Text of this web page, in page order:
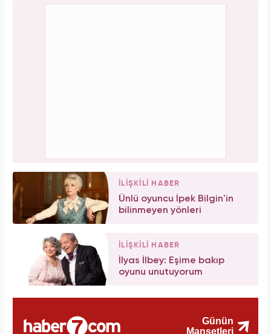
İLİŞKİLİ HABER
Ünlü oyuncu İpek Bilgin'in
bilinmeyen yönleri
İLİŞKİLİ HABER
İlyas İlbey: Eşime bakıp
oyunu unutuyorum